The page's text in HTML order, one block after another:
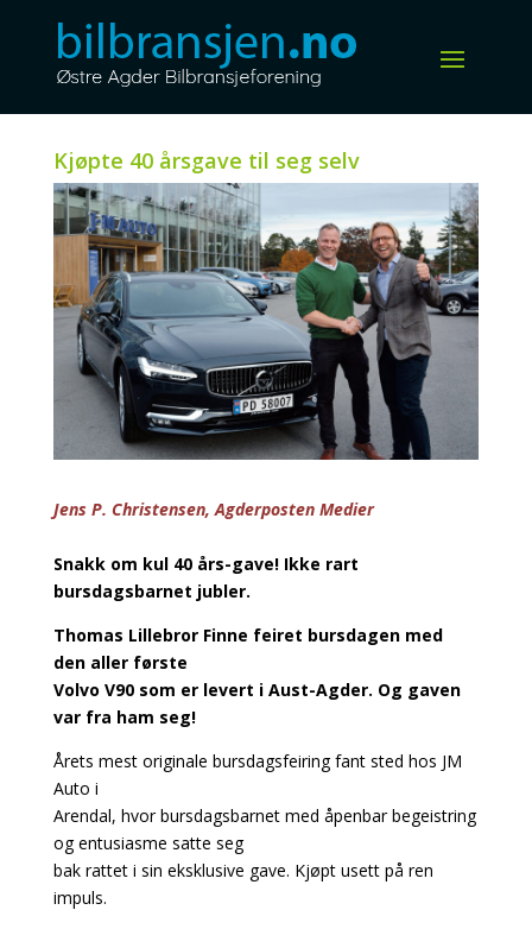
Kjøpte 40 årsgave til seg selv
Jens P. Christensen, Agderposten Medier
Snakk om kul 40 års-gave! Ikke rart
bursdagsbarnet jubler.
Thomas Lillebror Finne feiret bursdagen med
den aller første
Volvo V90 som er levert i Aust-Agder. Og gaven
var fra ham seg!
Årets mest originale bursdagsfeiring fant sted hos JM
Auto i
Arendal, hvor bursdagsbarnet med åpenbar begeistring
og entusiasme satte seg
bak rattet i sin eksklusive gave. Kjøpt usett på ren
impuls.